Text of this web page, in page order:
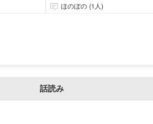
ほのぼの (1人)
話読み